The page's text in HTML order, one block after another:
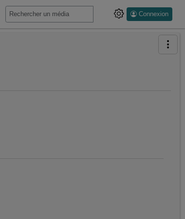
Connexion